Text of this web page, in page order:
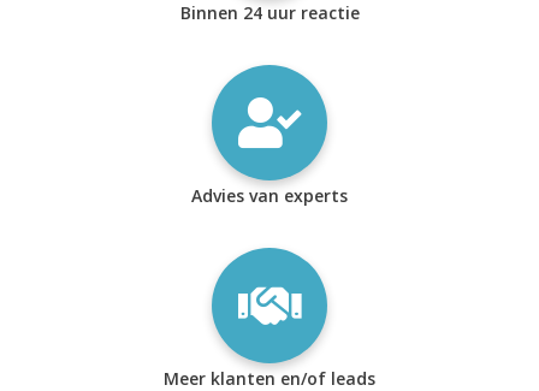
Binnen 24 uur reactie
Advies van experts
Meer klanten en/of leads